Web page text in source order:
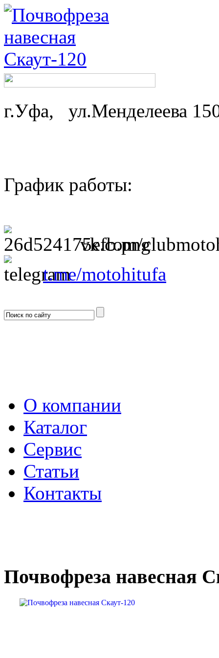
г.Уфа, ул.Менделеева
График работы:
vk.com/
t.me/motohitufa
О компании
Каталог
Сервис
Статьи
Контакты
Почвофреза навесная